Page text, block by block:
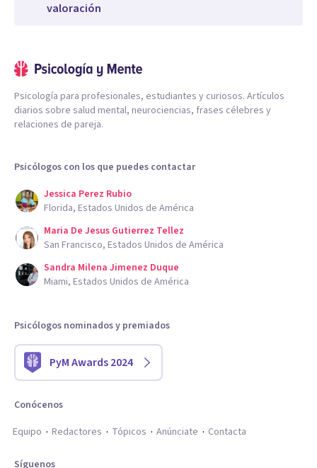
valoración
Psicología para profesionales, estudiantes y curiosos. Artículos
diarios sobre salud mental, neurociencias, frases célebres y
relaciones de pareja.
Psicólogos con los que puedes contactar
Jessica Perez Rubio
Florida, Estados Unidos de América
Maria De Jesus Gutierrez Tellez
San Francisco, Estados Unidos de América
Sandra Milena Jimenez Duque
Miami, Estados Unidos de América
Psicólogos nominados y premiados
PyM Awards 2024
Conócenos
Equipo
Redactores Tópicos Anúnciate Contacta
Síguenos